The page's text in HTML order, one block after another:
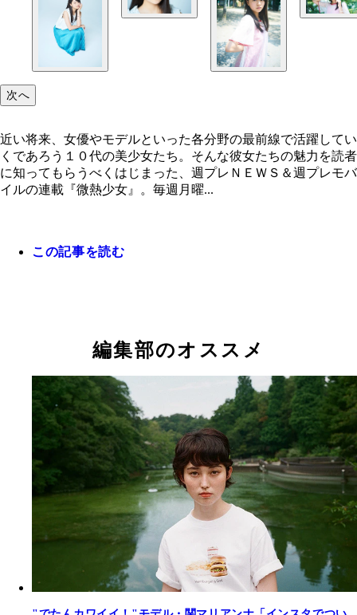
次へ
近い将来、女優やモデルといった各分野の最前線で活躍してい
くであろう１０代の美少女たち。そんな彼女たちの魅力を読者
に知ってもらうべくはじまった、週プレＮＥＷＳ＆週プレモバ
イルの連載『微熱少女』。毎週月曜...
この記事を読む
編集部のオススメ